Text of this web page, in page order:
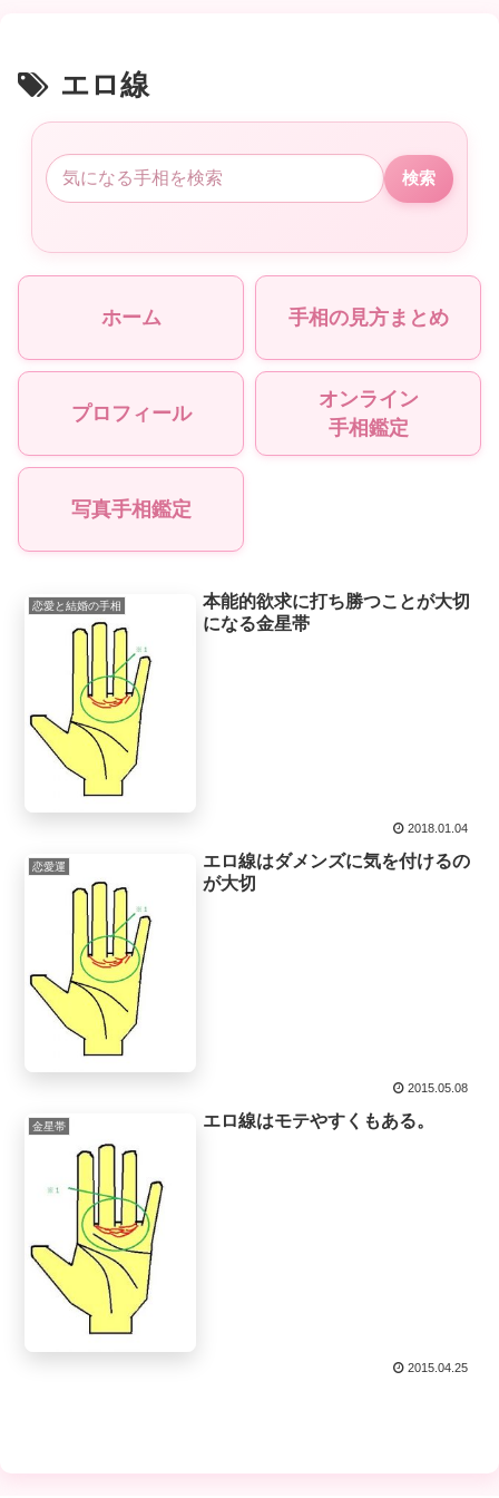
エロ線
検索
ホーム 手相の見方まとめ
プロフィール
オンライン
手相鑑定
写真手相鑑定
恋愛と結婚の手相
本能的欲求に打ち勝つことが大切
になる金星帯
2018.01.04
恋愛運
エロ線はダメンズに気を付けるの
が大切
2015.05.08
金星帯 エロ線はモテやすくもある。
2015.04.25